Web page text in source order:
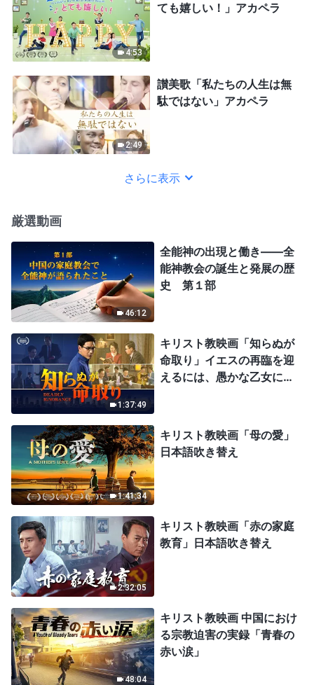
4:53
ても嬉しい！」アカペラ
2:49
讃美歌「私たちの人生は無
駄ではない」アカペラ
さらに表示
厳選動画
46:12
全能神の出現と働き——全
能神教会の誕生と発展の歴
史 第１部
1:37:49
キリスト教映画「知らぬが
命取り」イエスの再臨を迎
えるには、愚かな乙女にな
1:41:34
キリスト教映画「母の愛」
日本語吹き替え
2:32:05
キリスト教映画「赤の家庭
教育」日本語吹き替え
48:04
キリスト教映画 中国におけ
る宗教迫害の実録「青春の
赤い涙」